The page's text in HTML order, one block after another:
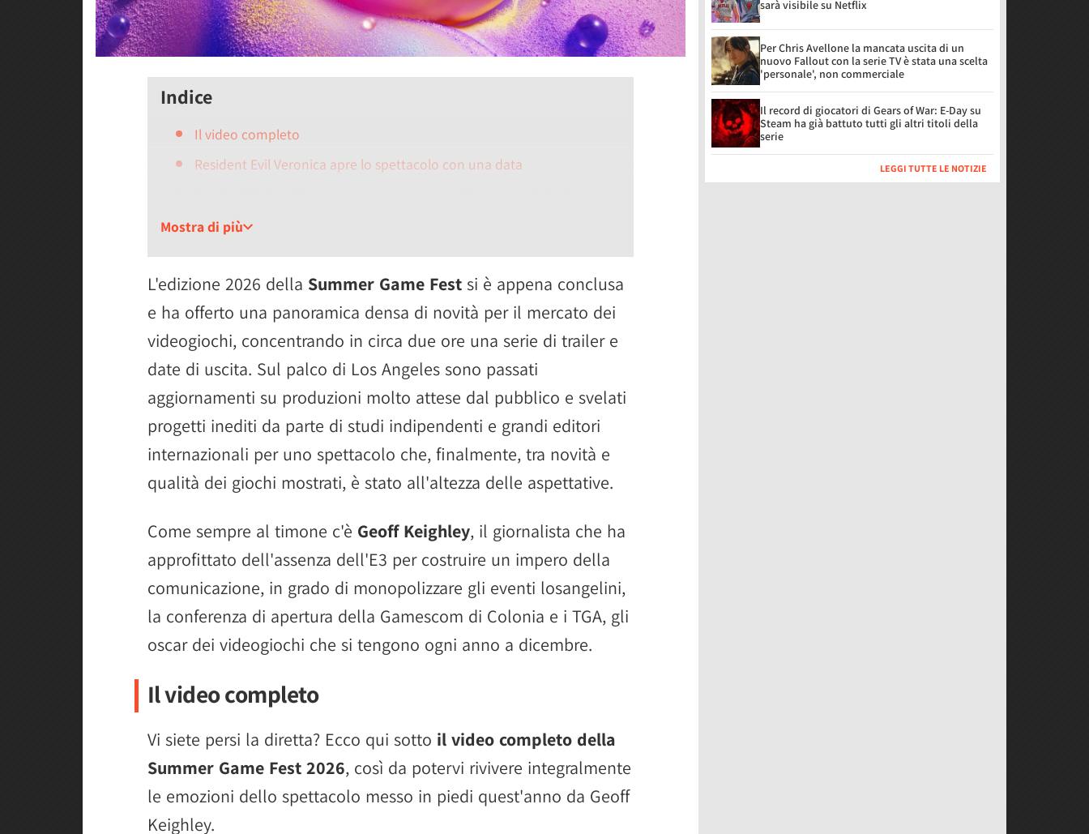
Indice
Il video completo
Resident Evil Veronica apre lo spettacolo con una data
Alien Isolation 2 è ufficialmente in fase di sviluppo
Gen Atlas unisce mecha e fantascienza sotto l'egida di Epic Games
L'azione brutale della Cina antica in Blood Message
Sword of Legends porta il folklore cinese su console e PC
Haex introduce uno sparatutto horror cooperativo per il 2027
Assassin's Creed Black Flag Resynced ha una data di uscita vicina
Gundam Rogue Orbit porta i celebri robot nello spazio nel 2027
End of Abyss definisce il lancio per l'autunno
Virtua Fighter Crossroads segna il ritorno del picchiaduro di SEGA
Stranger Than Heaven conferma la data per l'inizio del 2027
1666 Amsterdam si mostra con una versione dimostrativa
immediata
La strategia di Star Wars Zero Company arriva ad agosto
Mafia The Old Country annuncia l'espansione Man of Honor
I vampiri di The Blood of Dawnwalker arrivano a settembre
L'universo di Among Us si espande con una modalità storia
Hot Wheels Infinite Rush punta sulla guida a mondo aperto
Lords of the Fallen 2 svela il bioma di Ysiguen
Star Wars Galactic Racer introduce le corse clandestine
Il ritorno di Stellar Blade con lo spin-off Blood Rain
Mostra di più
L'edizione 2026 della Summer Game Fest si è appena conclusa
e ha offerto una panoramica densa di novità per il mercato dei
videogiochi, concentrando in circa due ore una serie di trailer e
date di uscita. Sul palco di Los Angeles sono passati
aggiornamenti su produzioni molto attese dal pubblico e svelati
progetti inediti da parte di studi indipendenti e grandi editori
internazionali per uno spettacolo che, finalmente, tra novità e
qualità dei giochi mostrati, è stato all'altezza delle aspettative.
Come sempre al timone c'è Geoff Keighley, il giornalista che ha
approfittato dell'assenza dell'E3 per costruire un impero della
comunicazione, in grado di monopolizzare gli eventi losangelini,
la conferenza di apertura della Gamescom di Colonia e i TGA, gli
oscar dei videogiochi che si tengono ogni anno a dicembre.
Il video completo
Vi siete persi la diretta? Ecco qui sotto il video completo della
Summer Game Fest 2026, così da potervi rivivere integralmente
le emozioni dello spettacolo messo in piedi quest'anno da Geoff
Keighley.
sarà visibile su Netflix
Per Chris Avellone la mancata uscita di un
nuovo Fallout con la serie TV è stata una scelta
'personale', non commerciale
Il record di giocatori di Gears of War: E-Day su
Steam ha già battuto tutti gli altri titoli della
serie
LEGGI TUTTE LE NOTIZIE